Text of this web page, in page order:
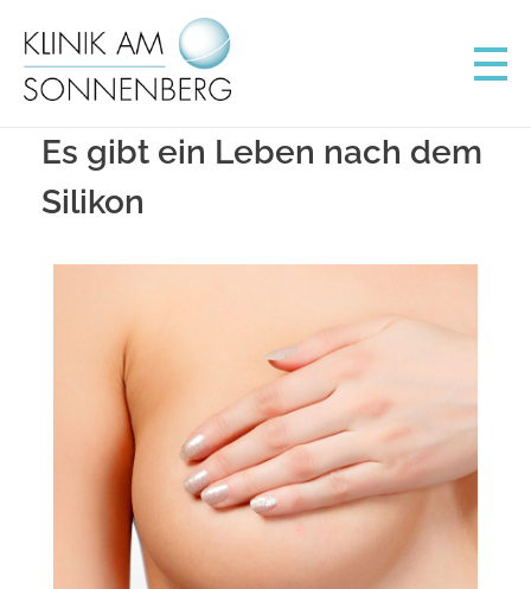
Es gibt ein Leben nach dem
Silikon